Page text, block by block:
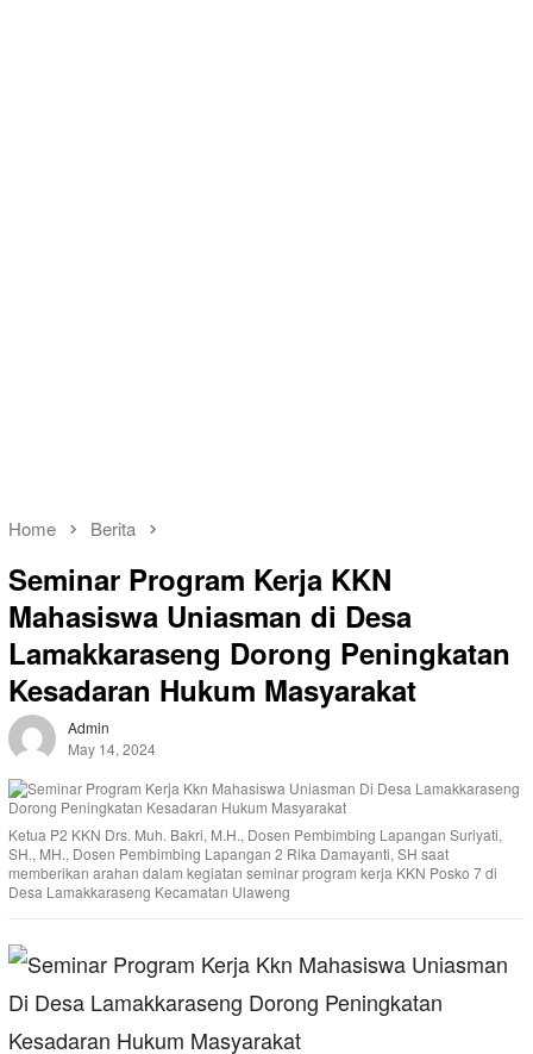
Home Berita
Seminar Program Kerja KKN
Mahasiswa Uniasman di Desa
Lamakkaraseng Dorong Peningkatan
Kesadaran Hukum Masyarakat
Admin
May 14, 2024
Ketua P2 KKN Drs. Muh. Bakri, M.H., Dosen Pembimbing Lapangan Suriyati,
SH., MH., Dosen Pembimbing Lapangan 2 Rika Damayanti, SH saat
memberikan arahan dalam kegiatan seminar program kerja KKN Posko 7 di
Desa Lamakkaraseng Kecamatan Ulaweng